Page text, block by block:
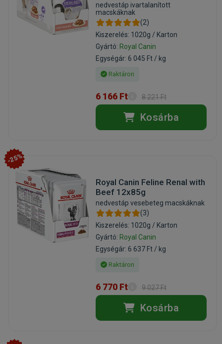
nedvestáp ivartalanított
macskáknak
(2)
Kiszerelés: 1020g / Karton
Gyártó: Royal Canin
Egységár: 6 045 Ft / kg
Raktáron
6 166 Ft 8 221 Ft
Kosárba
-25%
Royal Canin Feline Renal with
Beef 12x85g
nedvestáp vesebeteg macskáknak
(3)
Kiszerelés: 1020g / Karton
Gyártó: Royal Canin
Egységár: 6 637 Ft / kg
Raktáron
6 770 Ft 9 027 Ft
Kosárba